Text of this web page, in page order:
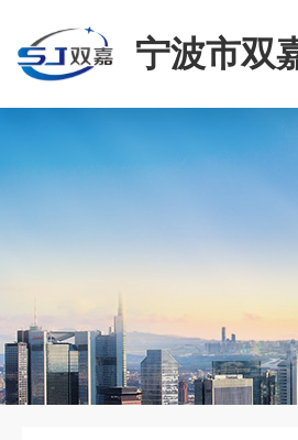
宁波市双